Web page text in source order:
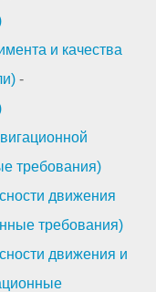
и качества
-
требования)
движения
требования)
движения и